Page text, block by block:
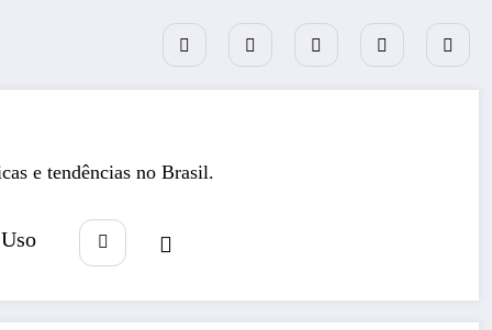
e tendências no Brasil.